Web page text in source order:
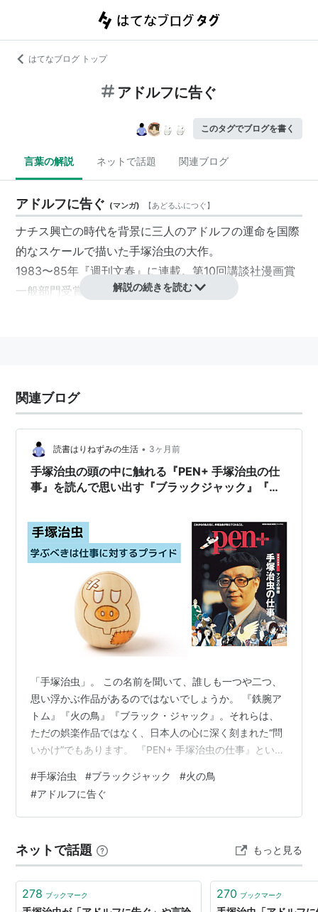
はてなブログ トップ
アドルフに告ぐ
このタグでブログを書く
言葉の解説 ネットで話題 関連ブログ
アドルフに告ぐ (マンガ) 【あどるふにつぐ】
ナチス興亡の時代を背景に三人のアドルフの運命を国際
的なスケールで描いた手塚治虫の大作。
1983〜85年『週刊文春』に連載。第10回講談社漫画賞
一般部門受賞。
単行本
ISBN:4163632506
ISBN:4163632603
ISBN:4163632700
文春コミックス版
ISBN:4168501132
ISBN:4168501140
ISBN:4168501159
ISBN:4168501167
ISBN:4168501175
ISBN:4168110133
ISBN:4168110141
ISBN:416811015X
ISBN:4168110168
ISBN:4168110176
手塚治虫漫画全集版（講談社）
ISBN:4061759728
ISBN:4061759736
ISBN:4061759744
ISBN:4061759752
ISBN:4061759760
解説の続きを読む
関連ブログ
読書はりねずみの生活 • 3ヶ月前
手塚治虫の頭の中に触れる『PEN+ 手塚治虫の仕
事』を読んで思い出す『ブラックジャック』『火
「手塚治虫」。 この名前を聞いて、誰しも一つや二つ、
思い浮かぶ作品があるのではないでしょうか。 『鉄腕ア
トム』『火の鳥』『ブラック・ジャック』。それらは、
ただの娯楽作品ではなく、日本人の心に深く刻まれた“問
いかけ”でもあります。 『PEN+ 手塚治虫の仕事』という
塚作品が新しい形で社会と接点を持ち続ける今、その創
作の源に迫ろうとする一冊です。 この記事では、本書の
感想を軸にしながら、あらためて「ブラックジャック」
つつ、手塚治虫という存在の凄みを考えてみたいと思い
ます。 ■『PEN+ 手塚治虫…
#手塚治虫 #ブラックジャック #火の鳥
#アドルフに告ぐ
ネットで話題 もっと見る
278 ブックマーク 270 ブックマーク